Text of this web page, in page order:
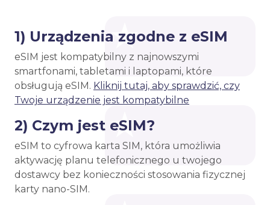
1) Urządzenia zgodne z eSIM
eSIM jest kompatybilny z najnowszymi
smartfonami, tabletami i laptopami, które
obsługują eSIM. Kliknij tutaj, aby sprawdzić, czy
Twoje urządzenie jest kompatybilne
2) Czym jest eSIM?
eSIM to cyfrowa karta SIM, która umożliwia
aktywację planu telefonicznego u twojego
dostawcy bez konieczności stosowania fizycznej
karty nano-SIM.